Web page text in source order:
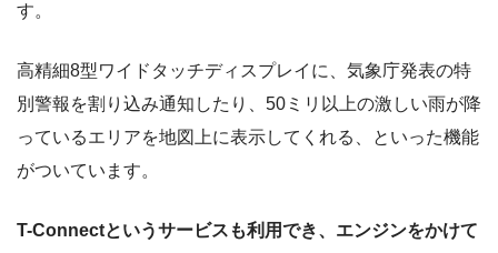
す。
高精細8型ワイドタッチディスプレイに、気象庁発表の特
別警報を割り込み通知したり、50ミリ以上の激しい雨が降
っているエリアを地図上に表示してくれる、といった機能
がついています。
T-Connectというサービスも利用でき、エンジンをかけて